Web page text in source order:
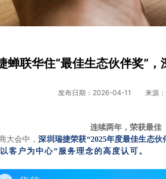
蝉联华住“最佳生态伙伴奖”
发布日期：2026-04-11 来源
连续两年，荣获最佳
大会中，深圳瑞捷荣获“2025年度最佳生态伙
客户为中心”服务理念的高度认可。